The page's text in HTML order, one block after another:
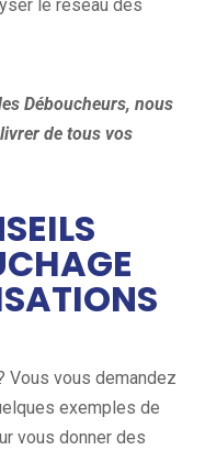
le réseau des
Déboucheurs, nous
de tous vos
Vous vous demandez
exemples de
vous donner des